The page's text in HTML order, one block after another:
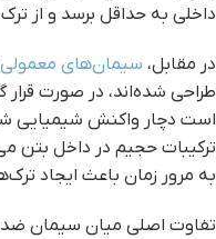
داخلی به حداقل برسد و از
در مقابل، سیمان‌های معمولی
طراحی شده‌اند، در صورت
است دچار واکنش شیمیایی
ترکیبات حجیم در داخل بتن
به مرور زمان باعث ایجاد
تفاوت اصلی میان سیمان